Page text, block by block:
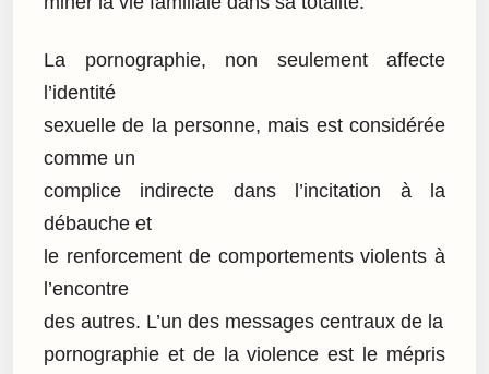
La pornographie, non seulement affecte
l’identité
sexuelle de la personne, mais est considérée
comme un
complice indirecte dans l’incitation à la
débauche et
le renforcement de comportements violents à
l’encontre
des autres. L’un des messages centraux de la
pornographie et de la violence est le mépris